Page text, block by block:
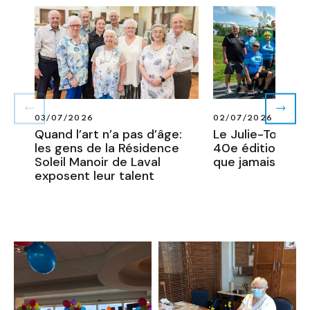
PLUS
SUR
LA
RÉSIDENCE
SOLEIL
MANOIR
DE
LAVAL
03/07/2026
Quand l’art n’a pas d’âge:
les gens de la Résidence
Soleil Manoir de Laval
exposent leur talent
02/07/2026
Le Julie-Tour
40e édition
que jamais !